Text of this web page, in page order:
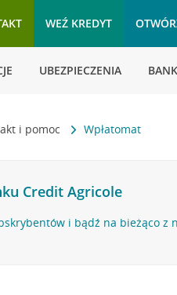
WEŹ KREDYT
UBEZPIECZENIA
i pomoc Wpłatomat
Credit Agricole
i bądź na bieżąco z